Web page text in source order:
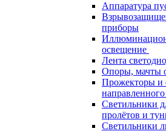
Аппаратура
приборы
освещение
Лента
Опоры, мачты
Прожекторы и
направленного
Светильники
пролётов и
Светильники